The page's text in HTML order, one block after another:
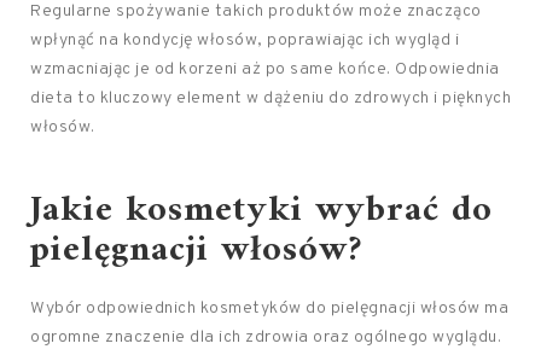
Regularne spożywanie takich produktów może znacząco
wpłynąć na kondycję włosów, poprawiając ich wygląd i
wzmacniając je od korzeni aż po same końce. Odpowiednia
dieta to kluczowy element w dążeniu do zdrowych i pięknych
włosów.
Jakie kosmetyki wybrać do
pielęgnacji włosów?
Wybór odpowiednich kosmetyków do pielęgnacji włosów ma
ogromne znaczenie dla ich zdrowia oraz ogólnego wyglądu.